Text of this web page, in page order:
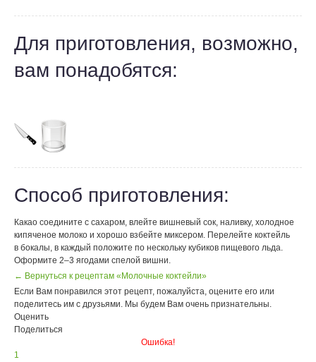
Для приготовления, возможно,
вам понадобятся:
Способ приготовления:
Какао соедините с сахаром, влейте вишневый сок, наливку, холодное
кипяченое молоко и хорошо взбейте миксером. Перелейте коктейль
в бокалы, в каждый положите по нескольку кубиков пищевого льда.
Оформите 2–3 ягодами спелой вишни.
← Вернуться к рецептам «Молочные коктейли»
Если Вам понравился этот рецепт, пожалуйста, оцените его или
поделитесь им с друзьями. Мы будем Вам очень признательны.
Оценить
Поделиться
Ошибка!
1